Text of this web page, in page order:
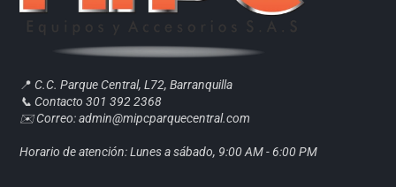
📍 C.C. Parque Central, L72, Barranquilla
📞 Contacto 301 392 2368
✉️ Correo: admin@mipcparquecentral.com
Horario de atención: Lunes a sábado, 9:00 AM - 6:00 PM